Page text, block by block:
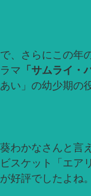
で、さらにこの年
ラマ 「サムライ・
あい」の幼少期の
葵わかなさんと言
ビスケット「エア
が好評でしたよね。